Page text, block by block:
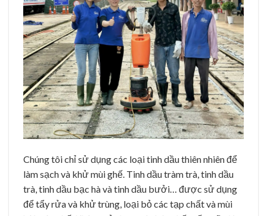
Chúng tôi chỉ sử dụng các loại tinh dầu thiên nhiên để
làm sạch và khử mùi ghế. Tinh dầu tràm trà, tinh dầu
trà, tinh dầu bạc hà và tinh dầu bưởi… được sử dụng
để tẩy rửa và khử trùng, loại bỏ các tạp chất và mùi